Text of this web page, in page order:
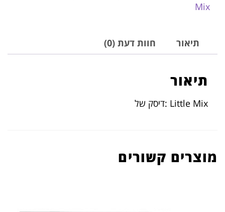
Mix
תיאור חוות דעת (0)
תיאור
Little Mix :דיסק של
מוצרים קשורים